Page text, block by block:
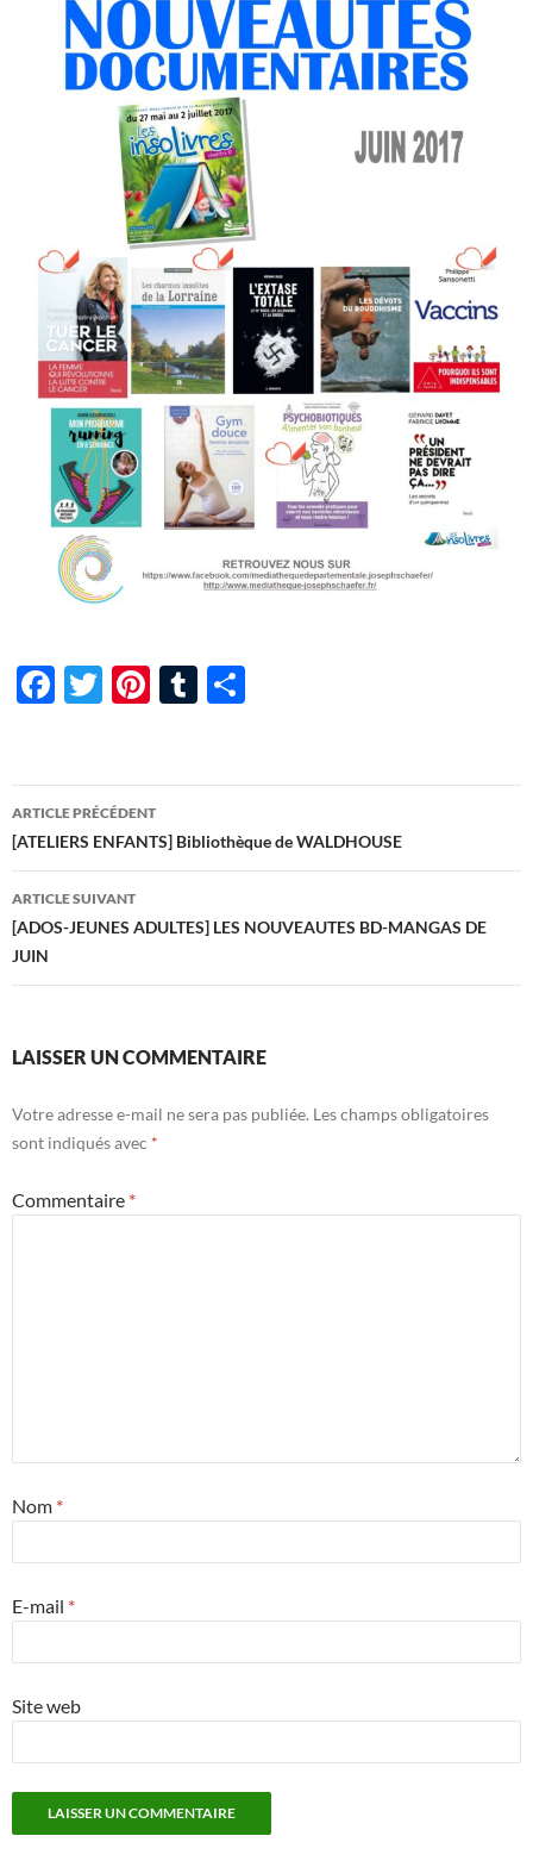
F
b
o
o
k
T
er
Pi
es
t
T
bl
r
g
er
Navigation
des
articles
ARTICLE PRÉCÉDENT
[ATELIERS ENFANTS] Bibliothèque de WALDHOUSE
ARTICLE SUIVANT
[ADOS-JEUNES ADULTES] LES NOUVEAUTES BD-MANGAS DE
JUIN
LAISSER UN COMMENTAIRE
Votre adresse e-mail ne sera pas publiée. Les champs obligatoires
sont indiqués avec *
Commentaire *
Nom *
E-mail *
Site web